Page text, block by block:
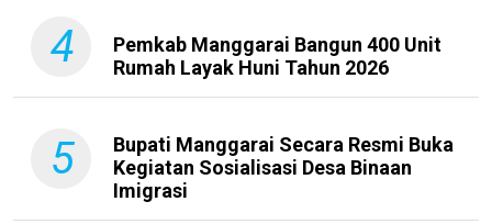
4
Pemkab Manggarai Bangun 400 Unit
Rumah Layak Huni Tahun 2026
5
Bupati Manggarai Secara Resmi Buka
Kegiatan Sosialisasi Desa Binaan
Imigrasi